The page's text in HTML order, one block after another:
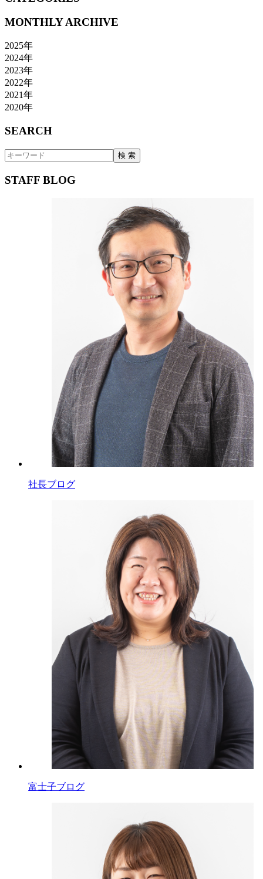
MONTHLY ARCHIVE
2025年
2024年
2023年
2022年
2021年
2020年
SEARCH
STAFF BLOG
社長ブログ
富士子ブログ